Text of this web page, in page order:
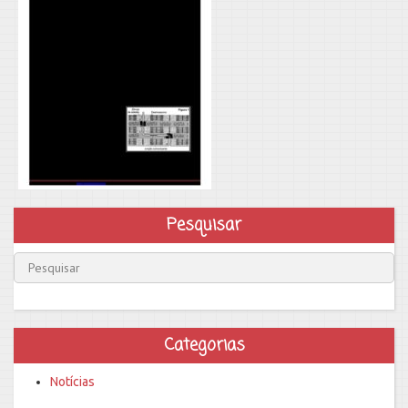
Pesquisar
Categorias
Notícias